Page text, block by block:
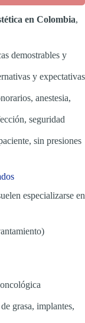
en Colombia,
demostrables y
y expectativas
anestesia,
seguridad
sin presiones
especializarse en
grasa, implantes,